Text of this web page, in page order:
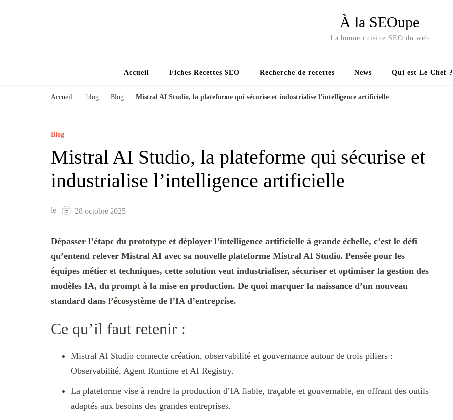
À la SEOupe
La bonne cuisine SEO du web
Accueil Fiches Recettes SEO Recherche de recettes News Qui est Le Chef ?
Accueil blog Blog Mistral AI Studio, la plateforme qui sécurise et industrialise l’intelligence artificielle
Blog
Mistral AI Studio, la plateforme qui sécurise et
industrialise l’intelligence artificielle
le 28 octobre 2025
Dépasser l’étape du prototype et déployer l’intelligence artificielle à grande échelle, c’est le défi
qu’entend relever Mistral AI avec sa nouvelle plateforme Mistral AI Studio. Pensée pour les
équipes métier et techniques, cette solution veut industrialiser, sécuriser et optimiser la gestion des
modèles IA, du prompt à la mise en production. De quoi marquer la naissance d’un nouveau
standard dans l’écosystème de l’IA d’entreprise.
Ce qu’il faut retenir :
Mistral AI Studio connecte création, observabilité et gouvernance autour de trois piliers :
Observabilité, Agent Runtime et AI Registry.
La plateforme vise à rendre la production d’IA fiable, traçable et gouvernable, en offrant des outils
adaptés aux besoins des grandes entreprises.